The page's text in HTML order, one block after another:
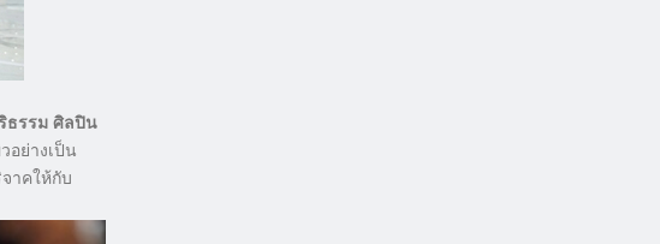
ธรรม ศิลปิน
อย่างเป็น
าคให้กับ